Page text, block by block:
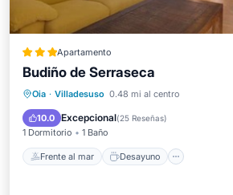
Apartamento
Budiño de Serraseca
Oia · Villadesuso 0.48 mi al centro
10.0 Excepcional(25 Reseñas)
1 Dormitorio 1 Baño
Frente al mar Desayuno
Frente al mar
Desayuno
Aparcamiento